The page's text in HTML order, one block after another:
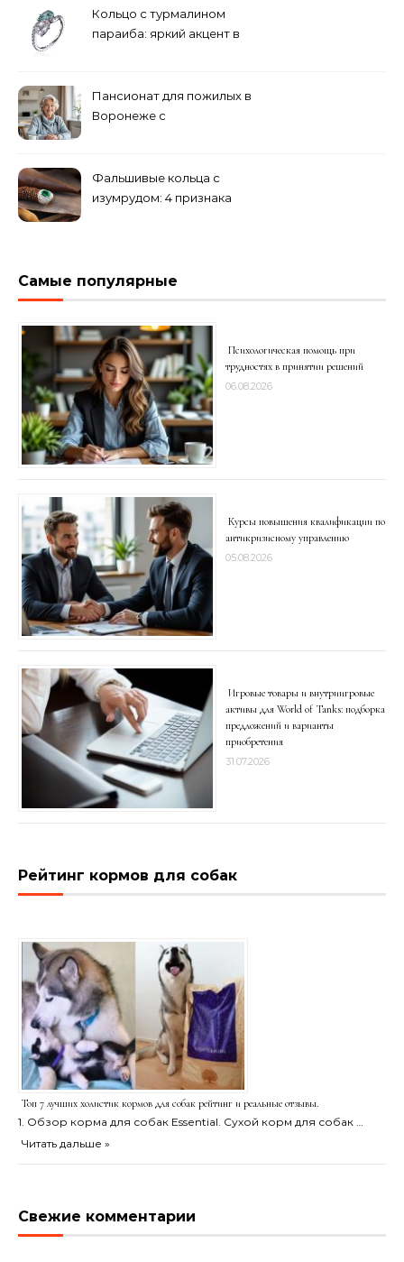
Кольцо с турмалином
параиба: яркий акцент в
Пансионат для пожилых в
Воронеже с
Фальшивые кольца с
изумрудом: 4 признака
Самые популярные
Психологическая помощь при
трудностях в принятии решений
06.08.2026
Курсы повышения квалификации по
антикризисному управлению
05.08.2026
Игровые товары и внутриигровые
активы для World of Tanks: подборка
предложений и варианты
приобретения
31.07.2026
Рейтинг кормов для собак
Топ 7 лучших холистик кормов для собак рейтинг и реальные отзывы.
1. Обзор корма для собак Essential. Сухой корм для собак …
Читать дальше »
Свежие комментарии